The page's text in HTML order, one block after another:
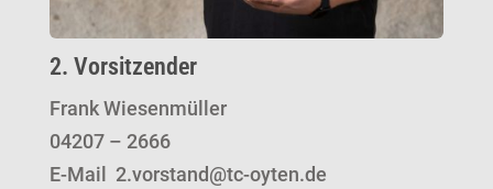
2. Vorsitzender
Frank Wiesenmüller
04207 – 2666
E-Mail 2.vorstand@tc-oyten.de